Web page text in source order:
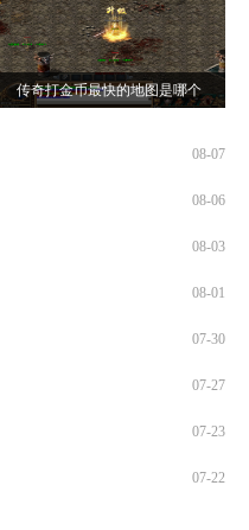
传奇打金币最快的地图是哪个
08-07
08-06
08-03
08-01
07-30
07-27
07-23
07-22